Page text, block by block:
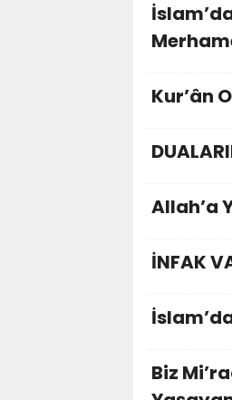
Kur’ân
Allah’a
İNFAK
Biz